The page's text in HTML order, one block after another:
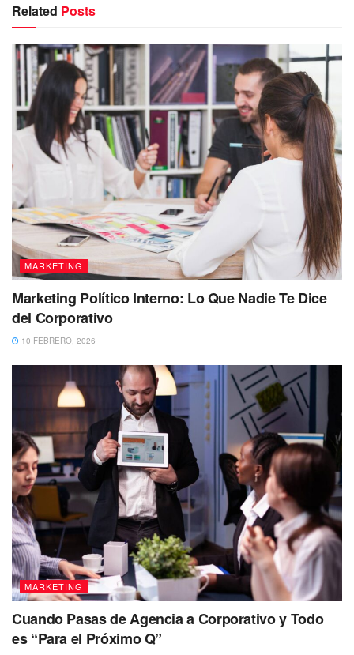
Related Posts
MARKETING
Marketing Político Interno: Lo Que Nadie Te Dice
del Corporativo
10 FEBRERO, 2026
MARKETING
Cuando Pasas de Agencia a Corporativo y Todo
es “Para el Próximo Q”